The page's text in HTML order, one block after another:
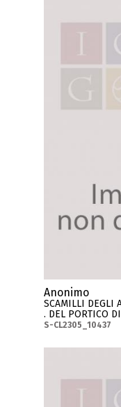
Anonimo
SCAMILLI DEGLI
. DEL PORTICO
S-CL2305_10437